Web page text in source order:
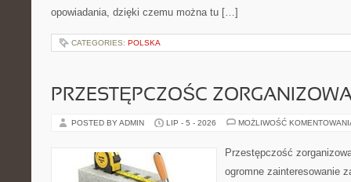
opowiadania, dzięki czemu można tu […]
CATEGORIES: POLSKA
PRZESTĘPCZOŚC
POSTED BY ADMIN LIP - 5 - 2026 MOŻLIWOŚĆ
Przestępczość
ogromne zainteresowanie